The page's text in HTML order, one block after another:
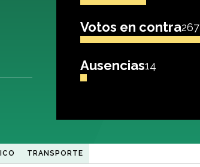
Votos en contra267
Ausencias14
TRANSPORTE